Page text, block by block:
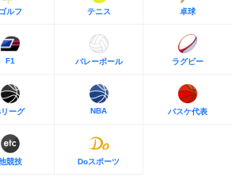
ゴルフ テニス 卓球
F1 バレーボール ラグビー
ーグ NBA バスケ代表
競技 Doスポーツ